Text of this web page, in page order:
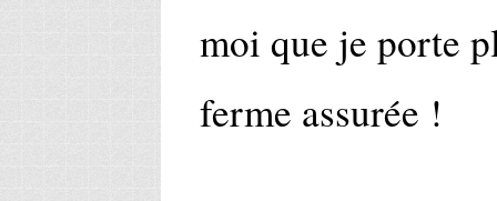
moi que je porte
ferme assurée !